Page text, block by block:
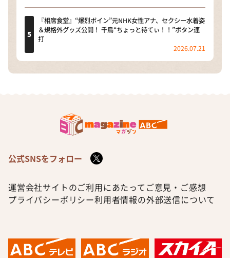
『相席食堂』“爆烈ボイン”元NHK女性アナ、セクシー水着姿
＆規格外グッズ公開！ 千鳥“ちょっと待てぃ！！”ボタン連
打
2026.07.21
公式SNSをフォロー
運営会社サイトのご利用にあたって ご意見・ご感想
プライバシーポリシー利用者情報の外部送信について